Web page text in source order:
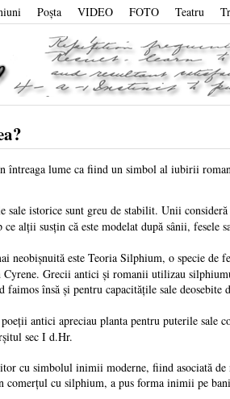
Poşta VIDEO FOTO Teatru
întreaga lume ca fiind un simbol al iubirii
sale istorice sunt greu de stabilit. Unii
alţii susţin că este modelat după sânii, fesele
neobişnuită este Teoria Silphium, o specie
Cyrene. Grecii antici şi romanii utilizau
însă şi pentru capacităţile sale deosebite
antici apreciau planta pentru puterile sale
sec I d.Hr.
cu simbolul inimii moderne, fiind asociată
comerţul cu silphium, a pus forma inimii pe